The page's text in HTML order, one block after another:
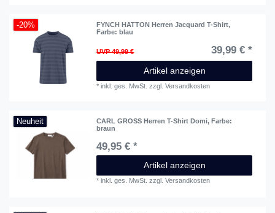
-20% FYNCH HATTON Herren Jacquard T-Shirt,
Farbe: blau
UVP 49,99 € 39,99 € *
Artikel anzeigen
*inkl. ges. MwSt. zzgl.Versandkosten
Neuheit CARL GROSS Herren T-Shirt Domi, Farbe:
braun
49,95 € *
Artikel anzeigen
*inkl. ges. MwSt. zzgl.Versandkosten